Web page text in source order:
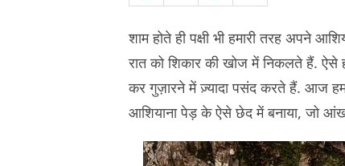
शाम होते ही पक्षी भी हमारी तरह अपने
रात को शिकार की खोज में निकलते हैं. ऐसे
कर गुज़ारने में ज़्यादा पसंद करते हैं. आज
आशियाना पेड़ के ऐसे छेद में बनाया, जो